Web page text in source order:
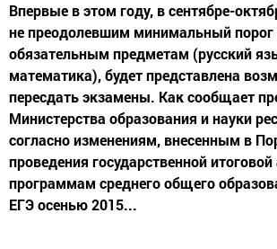
Впервые в этом году, в сентябре-
не преодолевшим минимальный порог
обязательным предметам (русский
математика), будет представлена
пересдать экзамены. Как сообщает
Министерства образования и науки
согласно изменениям, внесенным в
проведения государственной
программам среднего общего
ЕГЭ осенью 2015...